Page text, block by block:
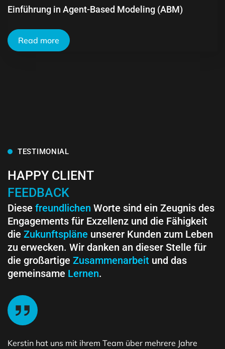
Einführung in Agent-Based Modeling (ABM)
Read more
TESTIMONIAL
HAPPY CLIENT
FEEDBACK
Diese freundlichen Worte sind ein Zeugnis des
Engagements für Exzellenz und die Fähigkeit
die Zukunftspläne unserer Kunden zum Leben
zu erwecken. Wir danken an dieser Stelle für
die großartige Zusammenarbeit und das
gemeinsame Lernen.
Kerstin hat uns mit ihrem Team über mehrere Jahre